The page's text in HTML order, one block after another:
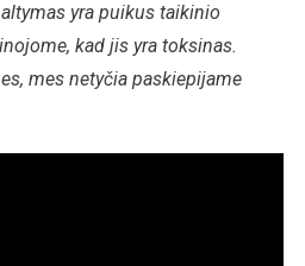
yra puikus taikinio
kad jis yra toksinas.
mes netyčia paskiepijame